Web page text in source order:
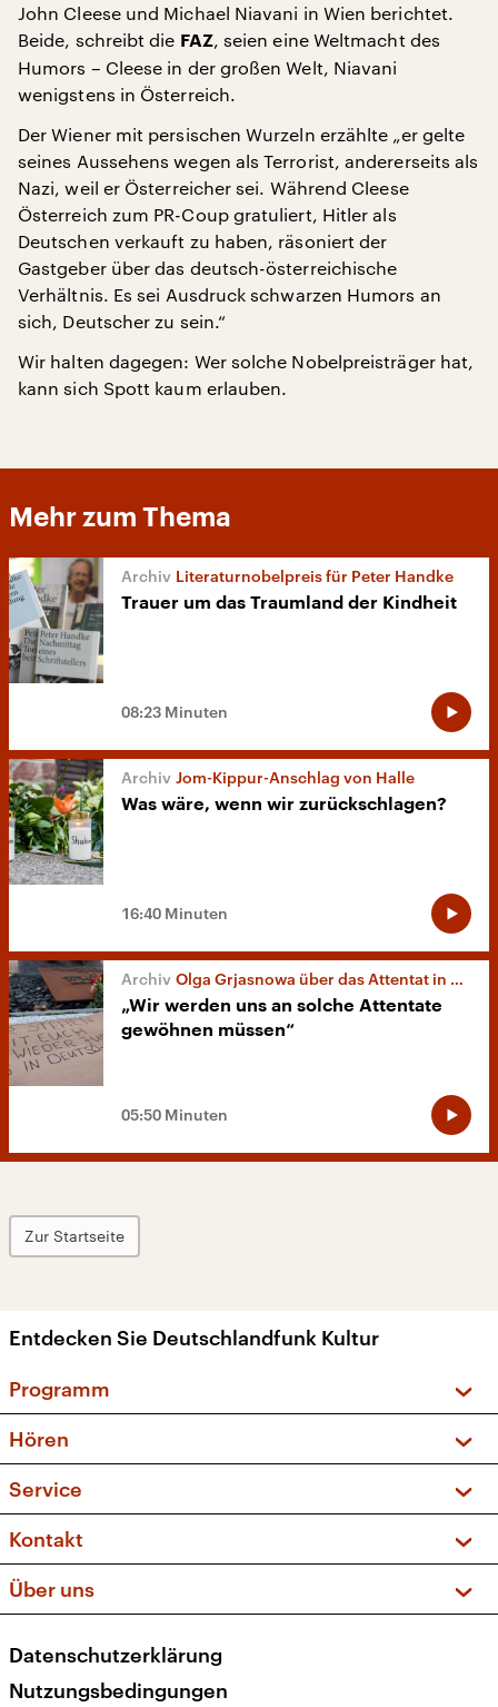
John Cleese und Michael Niavani in Wien berichtet.
Beide, schreibt die FAZ, seien eine Weltmacht des
Humors – Cleese in der großen Welt, Niavani
wenigstens in Österreich.
Der Wiener mit persischen Wurzeln erzählte „er gelte
seines Aussehens wegen als Terrorist, andererseits als
Nazi, weil er Österreicher sei. Während Cleese
Österreich zum PR-Coup gratuliert, Hitler als
Deutschen verkauft zu haben, räsoniert der
Gastgeber über das deutsch-österreichische
Verhältnis. Es sei Ausdruck schwarzen Humors an
sich, Deutscher zu sein.“
Wir halten dagegen: Wer solche Nobelpreisträger hat,
kann sich Spott kaum erlauben.
Mehr zum Thema
Literaturnobelpreis für Peter Handke
Trauer um das Traumland der Kindheit
08:23 Minuten
Jom-Kippur-Anschlag von Halle
Was wäre, wenn wir zurückschlagen?
16:40 Minuten
Olga Grjasnowa über das Attentat in Halle
„Wir werden uns an solche Attentate
gewöhnen müssen“
05:50 Minuten
Zur Startseite
Entdecken Sie Deutschlandfunk Kultur
Programm
Sendungen und Podcasts
Musikliste
Kakadu – Das Kinderprogramm
Hören
Frequenzen (UKW + DAB+)
Service
FAQ
Apps
Newsletter
Veranstaltungen
Kontakt
Social Media
Über uns
Presse
Karriere
Datenschutzerklärung
Nutzungsbedingungen